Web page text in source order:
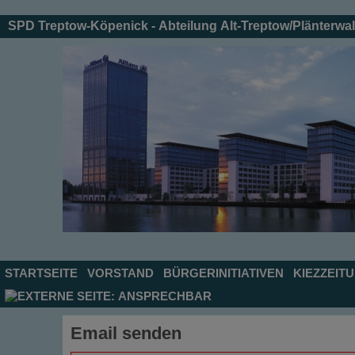
SPD Treptow-Köpenick - Abteilung Alt-Treptow/
STARTSEITE VORSTAND BÜRGERINITIATIVEN
ANSPRECHBAR
Email senden